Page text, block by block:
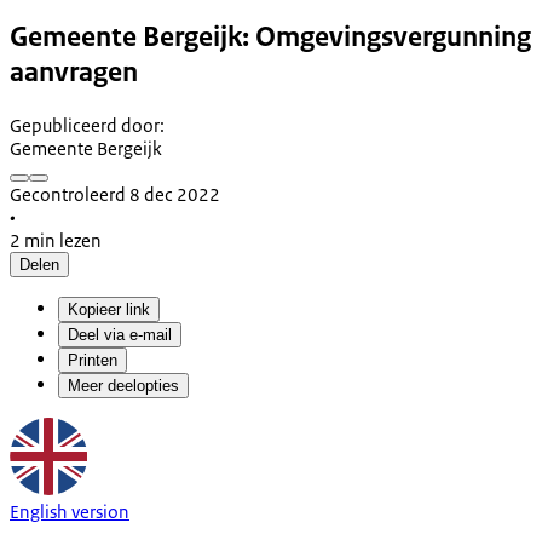
Gemeente Bergeijk: Omgevingsvergunning
aanvragen
Gepubliceerd door:
Gemeente Bergeijk
Gecontroleerd 8 dec 2022
•
2 min lezen
Delen
Kopieer link
Deel via e-mail
Printen
Meer deelopties
English version